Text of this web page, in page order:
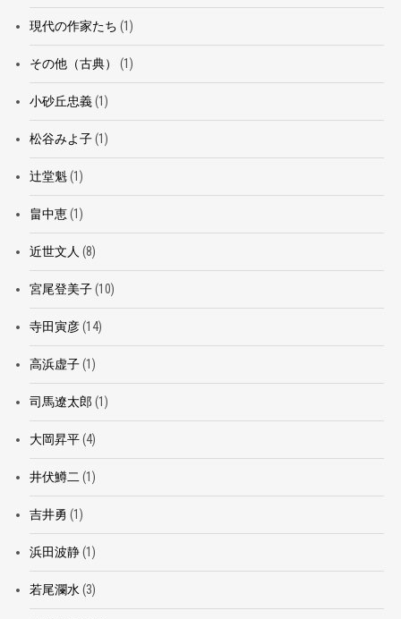
現代の作家たち (1)
その他（古典） (1)
小砂丘忠義(1)
松谷みよ子(1)
辻堂魁(1)
畠中恵(1)
近世文人 (8)
宮尾登美子(10)
寺田寅彦(14)
高浜虚子(1)
司馬遼太郎 (1)
大岡昇平(4)
井伏鱒二 (1)
吉井勇 (1)
浜田波静(1)
若尾瀾水 (3)